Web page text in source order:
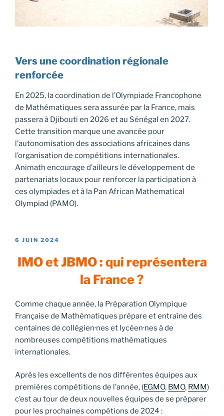
Vers une coordination régionale
renforcée
En 2025, la coordination de l’Olympiade Francophone
de Mathématiques sera assurée par la France, mais
passera à Djibouti en 2026 et au Sénégal en 2027.
Cette transition marque une avancée pour
l’autonomisation des associations africaines dans
l’organisation de compétitions internationales.
Animath encourage d’ailleurs le développement de
partenariats locaux pour renforcer la participation à
ces olympiades et à la Pan African Mathematical
Olympiad (PAMO).
PUBLIÉ
6 JUIN 2024
IMO et JBMO : qui représentera
la France ?
Comme chaque année, la Préparation Olympique
Française de Mathématiques prépare et entraîne des
centaines de collégien·nes et lycéen·nes à de
nombreuses compétitions mathématiques
internationales.
Après les excellents de nos différentes équipes aux
premières compétitions de l’année, (EGMO, BMO, RMM)
c’est au tour de deux nouvelles équipes de se préparer
pour les prochaines compétions de 2024 :